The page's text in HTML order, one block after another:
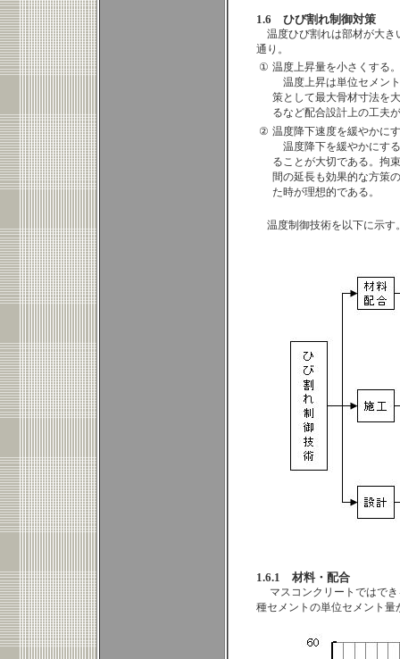
1.6 ひび割れ制御対策
温度ひび割れは部材が大
通り。
① 温度上昇量を小さくす
温度上昇は単位セメン
策として最大骨材寸法を
るなど配合設計上の工夫
② 温度降下速度を緩やか
温度降下を緩やかにす
ることが大切である。拘
間の延長も効果的な方策
た時が理想的である。
温度制御技術を以下に示す
1.6.1 材料・配合
マスコンクリートではでき
種セメントの単位セメント